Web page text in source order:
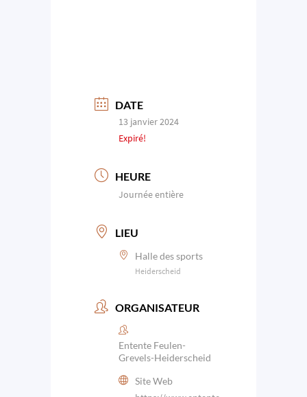
DATE
13 janvier 2024
Expiré!
HEURE
Journée entière
LIEU
Halle des sports
Heiderscheid
ORGANISATEUR
Entente Feulen-
Grevels-Heiderscheid
Site Web